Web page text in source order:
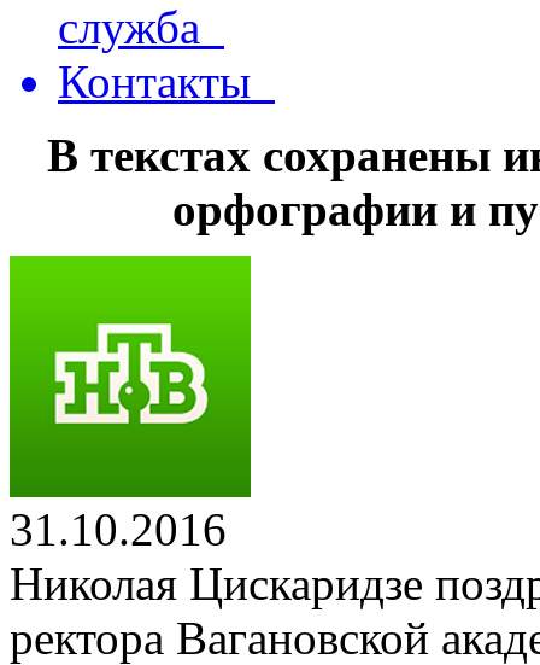
служба
Контакты
В текстах сохранены
орфографии и
31.10.2016
Николая Цискаридзе
ректора Вагановской